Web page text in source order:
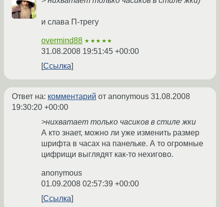
и слава П-трегу
overmind88 ★★★★★
31.08.2008 19:51:45 +00:00
Ссылка
Ответ на: комментарий от anonymous 31.08.2008
19:30:20 +00:00
>нихватает только часиков в стиле жки
А кто знает, можно ли уже изменить размер
шрифта в часах на панельке. А то огромные
цифрищи выглядят как-то нехигово.
anonymous
01.09.2008 02:57:39 +00:00
Ссылка